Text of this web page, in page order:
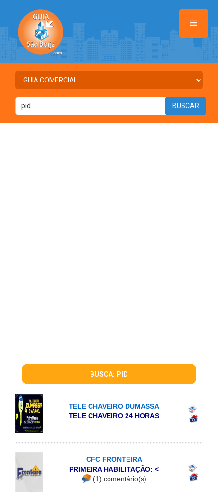
BUSCA: PID
TELE CHAVEIRO DUMASSA
TELE CHAVEIRO 24 HORAS
CFC FRONTEIRA
PRIMEIRA HABILITAÇÃO; <
(1) comentário(s)